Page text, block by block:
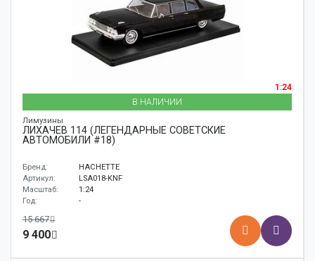
1:24
В НАЛИЧИИ
Лимузины
ЛИХАЧЕВ 114 (ЛЕГЕНДАРНЫЕ СОВЕТСКИЕ
АВТОМОБИЛИ #18)
Бренд:
HACHETTE
Артикул:
LSA018-KNF
Масштаб:
1:24
Год:
-
15 667
9 400